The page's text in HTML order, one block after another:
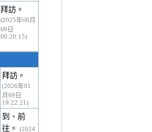
拜訪。
(2025年08月
09日
00:20:15)
拜訪。
(2026年01
月09日
19:22:21)
到、前
往。
(2024